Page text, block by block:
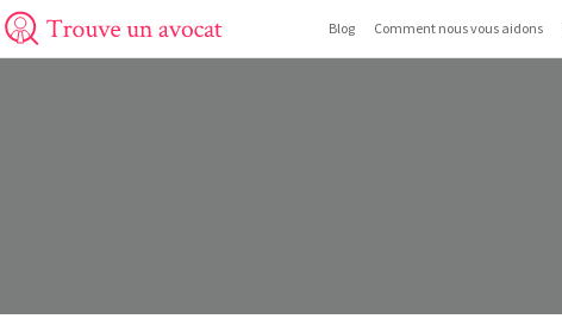
Trouve un avocat
Blog Comment nous vous aidons